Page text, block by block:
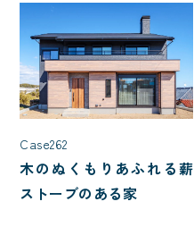
Case262
木のぬくもりあふれる薪
ストーブのある家
平屋 1.5階建て
種類
店舗併用住宅
二世帯住宅